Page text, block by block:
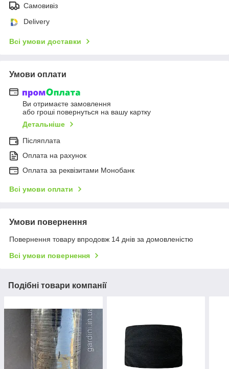
Самовивіз
Delivery
Всі умови доставки
Умови оплати
Ви отримаєте замовлення
або гроші повернуться на вашу картку
Детальніше
Післяплата
Оплата на рахунок
Оплата за реквізитами Монобанк
Всі умови оплати
Умови повернення
Повернення товару впродовж 14 днів за домовленістю
Всі умови повернення
Подібні товари компанії